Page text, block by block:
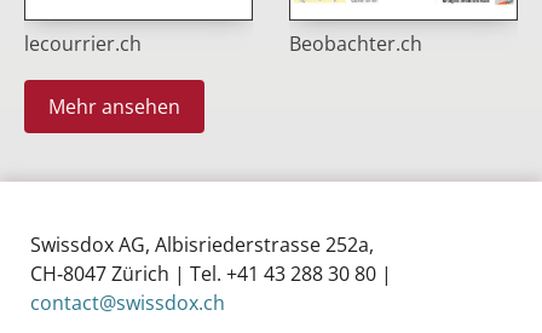
lecourrier.ch Beobachter.ch
Mehr ansehen
Swissdox AG, Albisriederstrasse 252a,
CH‑8047 Zürich | Tel. +41 43 288 30 80 |
contact@swissdox.ch